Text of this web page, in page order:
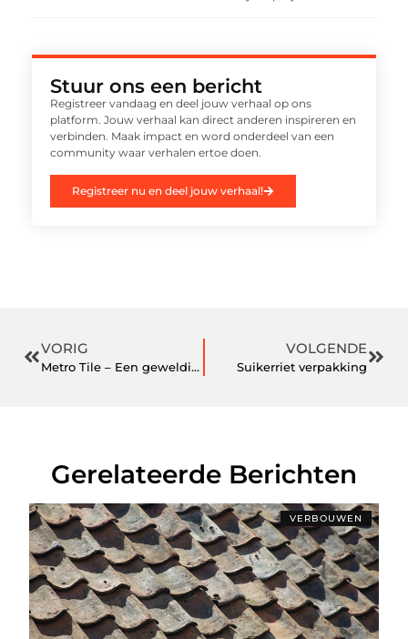
Stuur ons een bericht
Registreer vandaag en deel jouw verhaal op ons
platform. Jouw verhaal kan direct anderen inspireren en
verbinden. Maak impact en word onderdeel van een
community waar verhalen ertoe doen.
Registreer nu en deel jouw verhaal!
VORIG
Metro Tile – Een geweldige decoratie keuze
VOLGENDE
Suikerriet verpakking
Gerelateerde Berichten
VERBOUWEN